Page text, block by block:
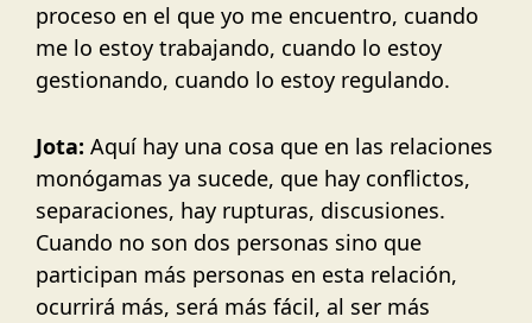
proceso en el que yo me encuentro, cuando
me lo estoy trabajando, cuando lo estoy
gestionando, cuando lo estoy regulando.
Jota: Aquí hay una cosa que en las relaciones
monógamas ya sucede, que hay conflictos,
separaciones, hay rupturas, discusiones.
Cuando no son dos personas sino que
participan más personas en esta relación,
ocurrirá más, será más fácil, al ser más